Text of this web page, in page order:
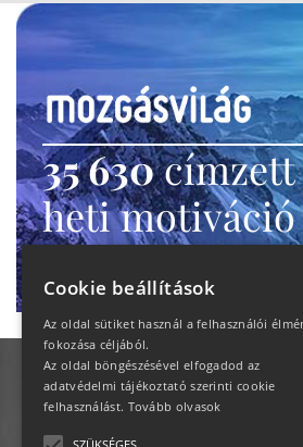
35 630címzett
heti motiváció
Ne maradj le!
Cookie beállítások
Az oldal sütiket használ a felhasználói
fokozása céljából.
Az oldal böngészésével elfogadod az
adatvédelmi tájékoztató szerinti cookie
felhasználást. Tovább olvasok